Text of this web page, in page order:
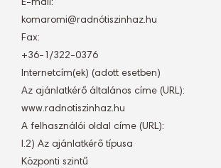
E-mail:
komaromi@radnótiszinhaz.hu
Fax:
+36-1/322-0376
Internetcím(ek) (adott esetben)
Az ajánlatkérő általános címe (URL):
www.radnotiszinhaz.hu
A felhasználói oldal címe (URL):
I.2) Az ajánlatkérő típusa
Központi szintű